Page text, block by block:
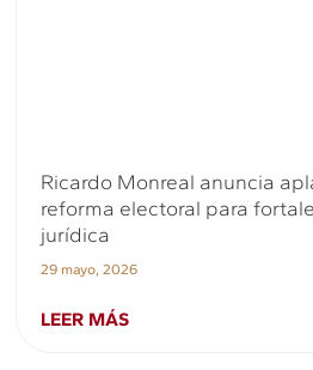
Ricardo Monreal anuncia
reforma electoral para
jurídica
29 mayo, 2026
LEER MÁS